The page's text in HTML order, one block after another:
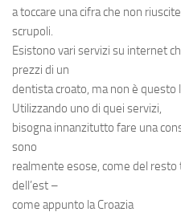
a toccare una cifra che non
scrupoli.
Esistono vari servizi su internet
prezzi di un
dentista croato, ma non è questo
Utilizzando uno di quei servizi,
bisogna innanzitutto fare una
sono
realmente esose, come del resto
dell’est –
come appunto la Croazia